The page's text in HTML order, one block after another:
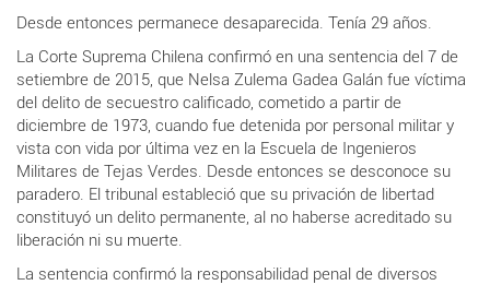
Desde entonces permanece desaparecida. Tenía 29 años.
La Corte Suprema Chilena confirmó en una sentencia del 7 de
setiembre de 2015, que Nelsa Zulema Gadea Galán fue víctima
del delito de secuestro calificado, cometido a partir de
diciembre de 1973, cuando fue detenida por personal militar y
vista con vida por última vez en la Escuela de Ingenieros
Militares de Tejas Verdes. Desde entonces se desconoce su
paradero. El tribunal estableció que su privación de libertad
constituyó un delito permanente, al no haberse acreditado su
liberación ni su muerte.
La sentencia confirmó la responsabilidad penal de diversos